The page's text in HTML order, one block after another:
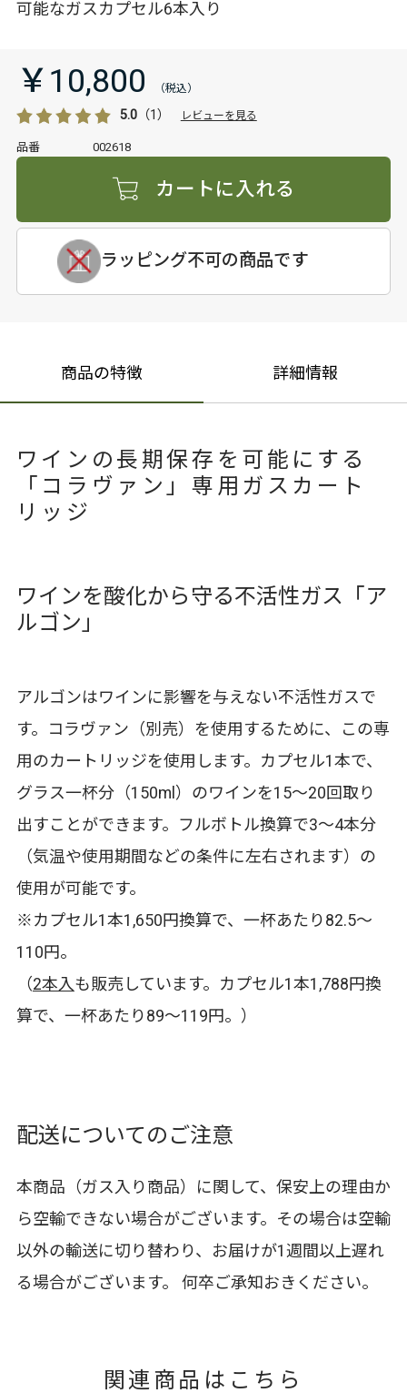
可能なガスカプセル6本入り
￥10,800
5.0（1） レビューを見る
品番 002618
カートに入れる
ラッピング不可の商品です
商品の特徴 詳細情報
ワインの長期保存を可能にする
「コラヴァン」専用ガスカート
リッジ
ワインを酸化から守る不活性ガス「ア
ルゴン」
アルゴンはワインに影響を与えない不活性ガスで
す。コラヴァン（別売）を使用するために、この専
用のカートリッジを使用します。カプセル1本で、
グラス一杯分（150ml）のワインを15～20回取り
出すことができます。フルボトル換算で3～4本分
（気温や使用期間などの条件に左右されます）の
使用が可能です。
※カプセル1本1,650円換算で、一杯あたり82.5～
110円。
（2本入も販売しています。カプセル1本1,788円換
算で、一杯あたり89～119円。）
配送についてのご注意
本商品（ガス入り商品）に関して、保安上の理由か
ら空輸できない場合がございます。その場合は空輸
以外の輸送に切り替わり、お届けが1週間以上遅れ
る場合がございます。 何卒ご承知おきください。
関連商品はこちら